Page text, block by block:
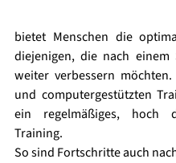
bietet Menschen die
diejenigen, die nach einem
weiter verbessern möchten.
und computergestützten
ein regelmäßiges, hoch
Training.
So sind Fortschritte auch